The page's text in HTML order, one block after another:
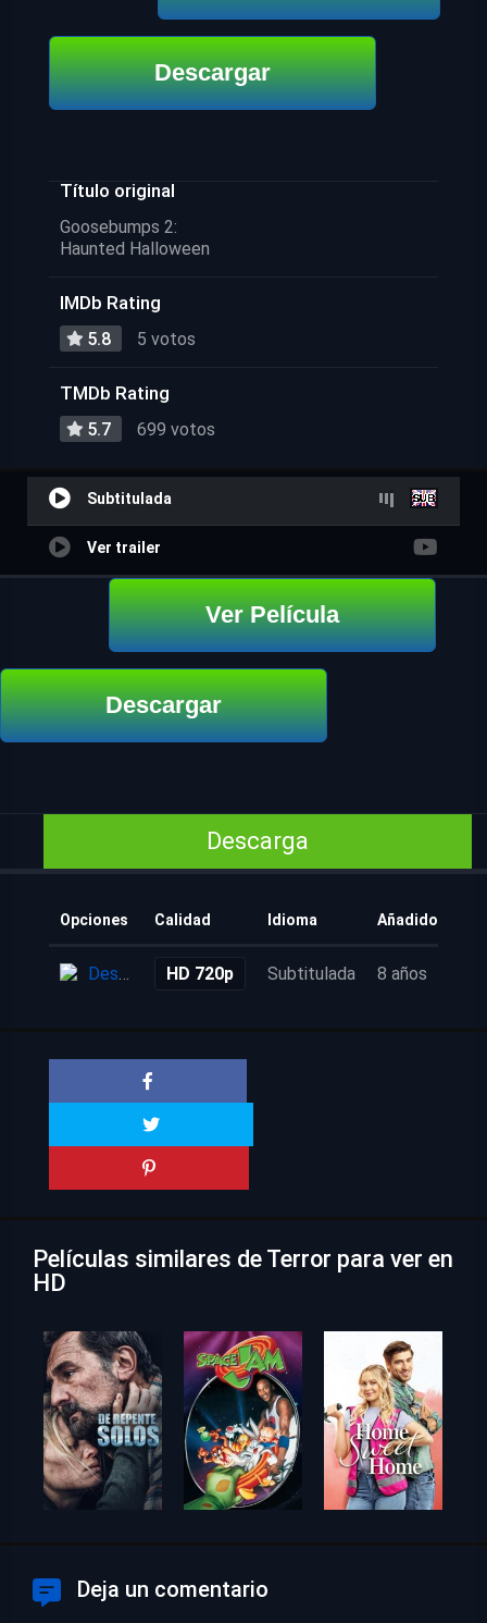
Descargar
Título original
Goosebumps 2:
Haunted Halloween
IMDb Rating
5.8 5 votos
TMDb Rating
5.7 699 votos
Subtitulada
Ver trailer
Ver Película
Descargar
Descarga
Opciones Calidad Idioma Añadido
Descarga HD 720p Subtitulada 8 años
Películas similares de Terror para ver en
HD
Deja un comentario